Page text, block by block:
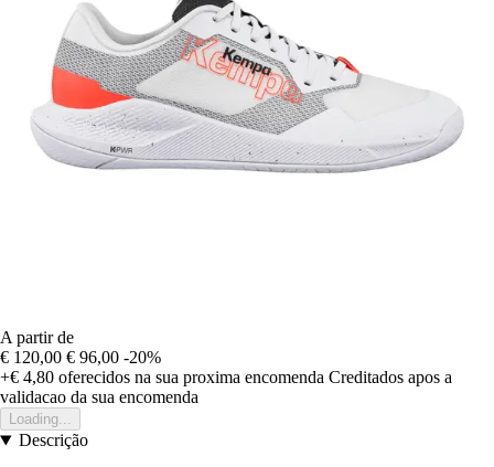
A partir de
€ 120,00 € 96,00 -20%
+€ 4,80 oferecidos na sua proxima encomenda Creditados apos a
validacao da sua encomenda
Loading...
Descrição